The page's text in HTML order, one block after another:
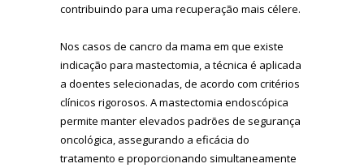
contribuindo para uma recuperação mais célere.
Nos casos de cancro da mama em que existe
indicação para mastectomia, a técnica é aplicada
a doentes selecionadas, de acordo com critérios
clínicos rigorosos. A mastectomia endoscópica
permite manter elevados padrões de segurança
oncológica, assegurando a eficácia do
tratamento e proporcionando simultaneamente